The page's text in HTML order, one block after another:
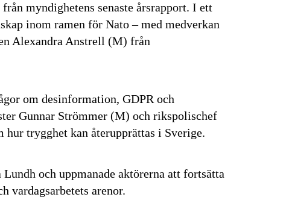
myndighetens senaste årsrapport. I ett
inom ramen för Nato – med medverkan
Alexandra Anstrell (M) från
om desinformation, GDPR och
Gunnar Strömmer (M) och rikspolischef
trygghet kan återupprättas i Sverige.
och uppmanade aktörerna att fortsätta
vardagsarbetets arenor.
senaste
vårt nyhetsbrev!